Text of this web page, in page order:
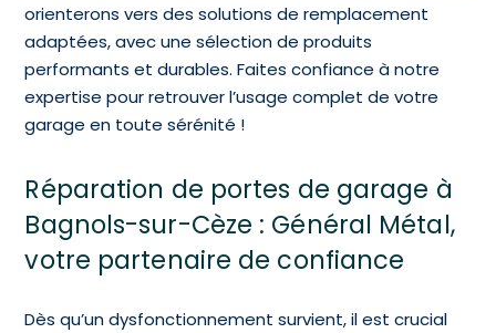
orienterons vers des solutions de remplacement
adaptées, avec une sélection de produits
performants et durables. Faites confiance à notre
expertise pour retrouver l’usage complet de votre
garage en toute sérénité !
Réparation de portes de garage à
Bagnols-sur-Cèze : Général Métal,
votre partenaire de confiance
Dès qu’un dysfonctionnement survient, il est crucial